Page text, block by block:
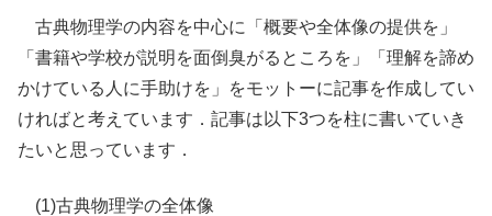
古典物理学の内容を中心に「概要や全体像の提供を」
「書籍や学校が説明を面倒臭がるところを」「理解を諦め
かけている人に手助けを」をモットーに記事を作成してい
ければと考えています．記事は以下3つを柱に書いていき
たいと思っています．
(1)古典物理学の全体像